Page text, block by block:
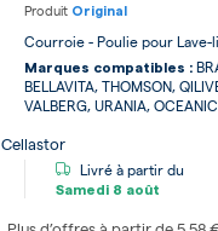
Produit Original
Courroie - Poulie pour Lave-
Marques compatibles :
BELLAVITA, THOMSON,
VALBERG, URANIA, OCEANIC
Cellastor
Livré à partir du
Samedi 8 août